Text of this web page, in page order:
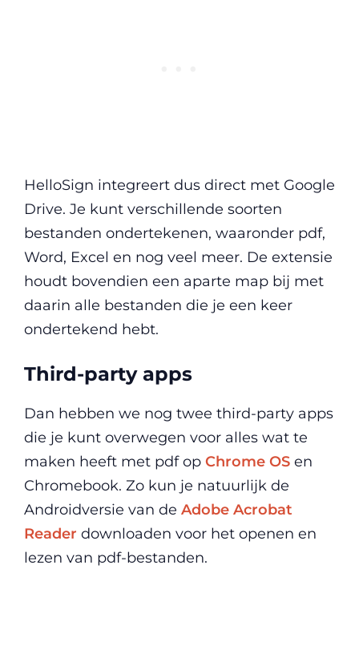
HelloSign integreert dus direct met Google
Drive. Je kunt verschillende soorten
bestanden ondertekenen, waaronder pdf,
Word, Excel en nog veel meer. De extensie
houdt bovendien een aparte map bij met
daarin alle bestanden die je een keer
ondertekend hebt.
Third-party apps
Dan hebben we nog twee third-party apps
die je kunt overwegen voor alles wat te
maken heeft met pdf op Chrome OS en
Chromebook. Zo kun je natuurlijk de
Androidversie van de Adobe Acrobat
Reader downloaden voor het openen en
lezen van pdf-bestanden.